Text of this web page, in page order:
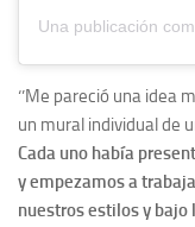
‘’Me pareció una idea
un mural individual de
Cada uno había
y empezamos a
nuestros estilos y bajo